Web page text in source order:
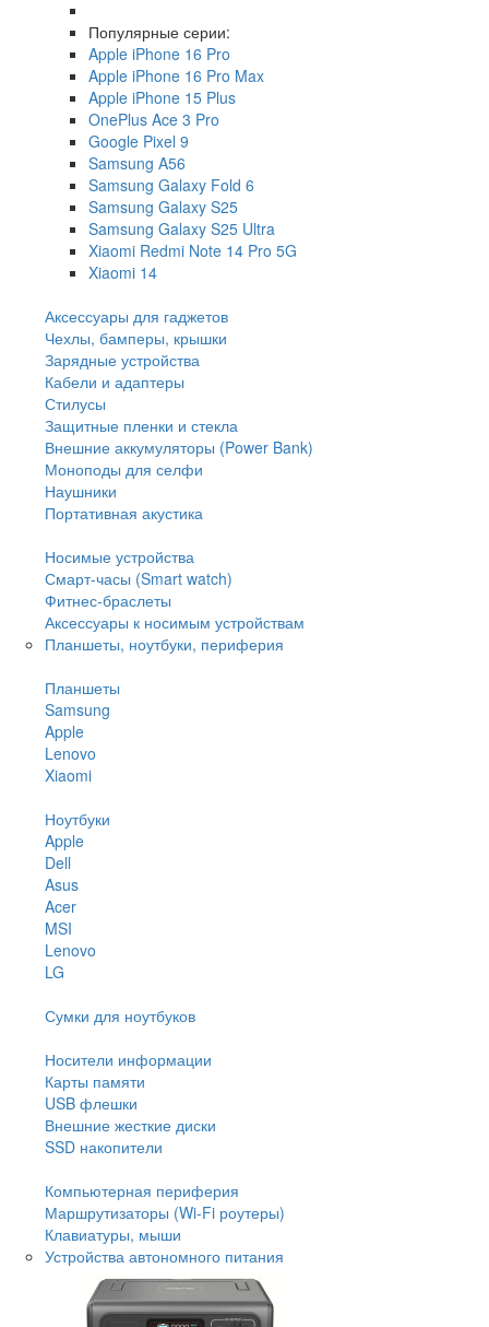
Популярные серии:
Apple iPhone 16 Pro
Apple iPhone 16 Pro Max
Apple iPhone 15 Plus
OnePlus Ace 3 Pro
Google Pixel 9
Samsung A56
Samsung Galaxy Fold 6
Samsung Galaxy S25
Samsung Galaxy S25 Ultra
Xiaomi Redmi Note 14 Pro 5G
Xiaomi 14
Аксессуары для гаджетов
Чехлы, бамперы, крышки
Зарядные устройства
Кабели и адаптеры
Стилусы
Защитные пленки и стекла
Внешние аккумуляторы (Power Bank)
Моноподы для селфи
Наушники
Портативная акустика
Носимые устройства
Смарт-часы (Smart watch)
Фитнес-браслеты
Аксессуары к носимым устройствам
Планшеты, ноутбуки, периферия
Планшеты
Samsung
Apple
Lenovo
Xiaomi
Ноутбуки
Apple
Dell
Asus
Acer
MSI
Lenovo
LG
Сумки для ноутбуков
Носители информации
Карты памяти
USB флешки
Внешние жесткие диски
SSD накопители
Компьютерная периферия
Маршрутизаторы (Wi-Fi роутеры)
Клавиатуры, мыши
Устройства автономного питания